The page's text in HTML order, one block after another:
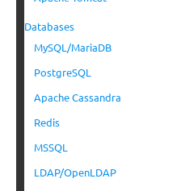
Databases
MySQL/MariaDB
PostgreSQL
Apache Cassandra
Redis
MSSQL
LDAP/OpenLDAP